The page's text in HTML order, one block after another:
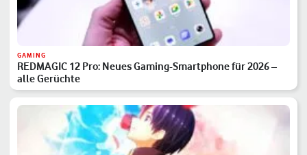
GAMING
REDMAGIC 12 Pro: Neues Gaming-Smartphone für 2026 –
alle Gerüchte